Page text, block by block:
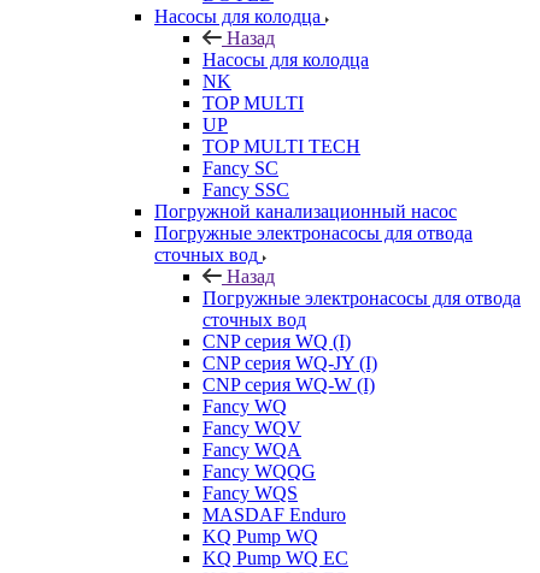
Насосы для колодца
Назад
Насосы для колодца
NK
TOP MULTI
UP
TOP MULTI TECH
Fancy SC
Fancy SSC
Погружной канализационный насос
Погружные электронасосы для отвода
сточных вод
Назад
Погружные электронасосы для отвода
сточных вод
CNP серия WQ (I)
CNP серия WQ-JY (I)
CNP серия WQ-W (I)
Fancy WQ
Fancy WQV
Fancy WQA
Fancy WQQG
Fancy WQS
MASDAF Enduro
KQ Pump WQ
KQ Pump WQ EC